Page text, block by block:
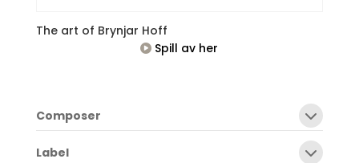
The art of Brynjar Hoff
Spill av her
Composer
Label